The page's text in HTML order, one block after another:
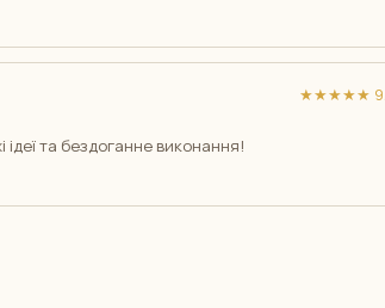
★★★★★ 9/
та бездоганне виконання!